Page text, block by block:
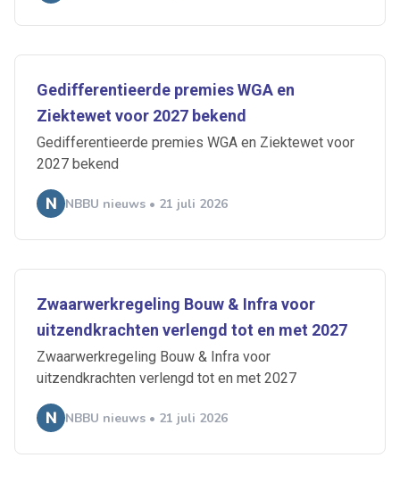
Gedifferentieerde premies WGA en
Ziektewet voor 2027 bekend
Gedifferentieerde premies WGA en Ziektewet voor
2027 bekend
NBBU nieuws • 21 juli 2026
Zwaarwerkregeling Bouw & Infra voor
uitzendkrachten verlengd tot en met 2027
Zwaarwerkregeling Bouw & Infra voor
uitzendkrachten verlengd tot en met 2027
NBBU nieuws • 21 juli 2026